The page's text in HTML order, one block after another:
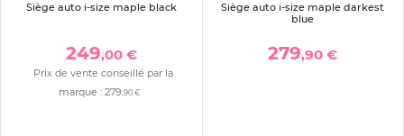
Siège auto i-size maple black
249,00 €
Prix de vente conseillé par la
marque : 279 ,90 €
Siège auto i-size maple darkest
blue
279,90 €